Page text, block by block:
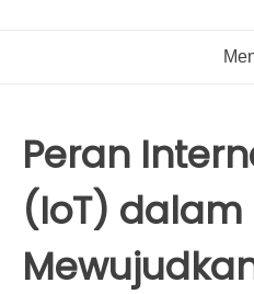
Peran
(IoT) dalam